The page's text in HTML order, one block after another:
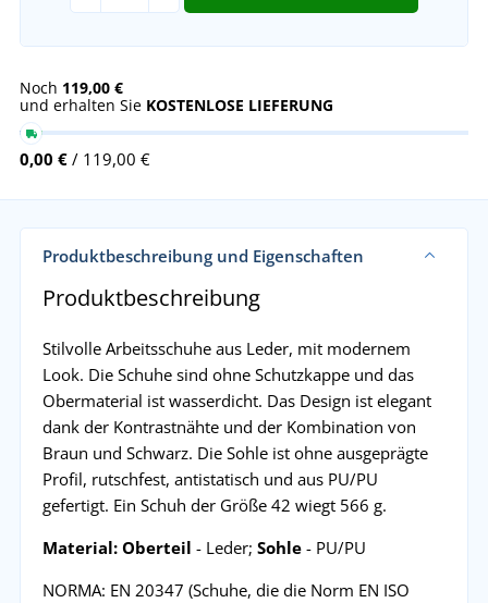
Noch 119,00 €
und erhalten Sie KOSTENLOSE LIEFERUNG
0,00 € / 119,00 €
Produktbeschreibung und Eigenschaften
Produktbeschreibung
Stilvolle Arbeitsschuhe aus Leder, mit modernem
Look. Die Schuhe sind ohne Schutzkappe und das
Obermaterial ist wasserdicht. Das Design ist elegant
dank der Kontrastnähte und der Kombination von
Braun und Schwarz. Die Sohle ist ohne ausgeprägte
Profil, rutschfest, antistatisch und aus PU/PU
gefertigt. Ein Schuh der Größe 42 wiegt 566 g.
Material: Oberteil - Leder; Sohle- PU/PU
NORMA: EN 20347 (Schuhe, die die Norm EN ISO